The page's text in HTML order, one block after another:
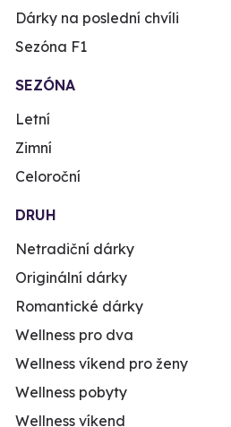
Dárky na poslední chvíli
Sezóna F1
SEZÓNA
Letní
Zimní
Celoroční
DRUH
Netradiční dárky
Originální dárky
Romantické dárky
Wellness pro dva
Wellness víkend pro ženy
Wellness pobyty
Wellness víkend